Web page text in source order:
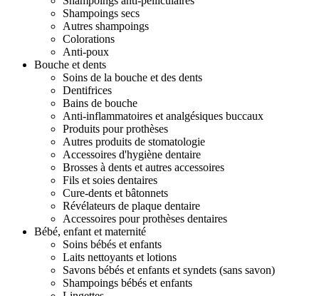
Shampoings secs
Autres shampoings
Colorations
Anti-poux
Bouche et dents
Soins de la bouche et des dents
Dentifrices
Bains de bouche
Anti-inflammatoires et analgésiques buccaux
Produits pour prothèses
Autres produits de stomatologie
Accessoires d'hygiène dentaire
Brosses à dents et autres accessoires
Fils et soies dentaires
Cure-dents et bâtonnets
Révélateurs de plaque dentaire
Accessoires pour prothèses dentaires
Bébé, enfant et maternité
Soins bébés et enfants
Laits nettoyants et lotions
Savons bébés et enfants et syndets (sans savon)
Shampoings bébés et enfants